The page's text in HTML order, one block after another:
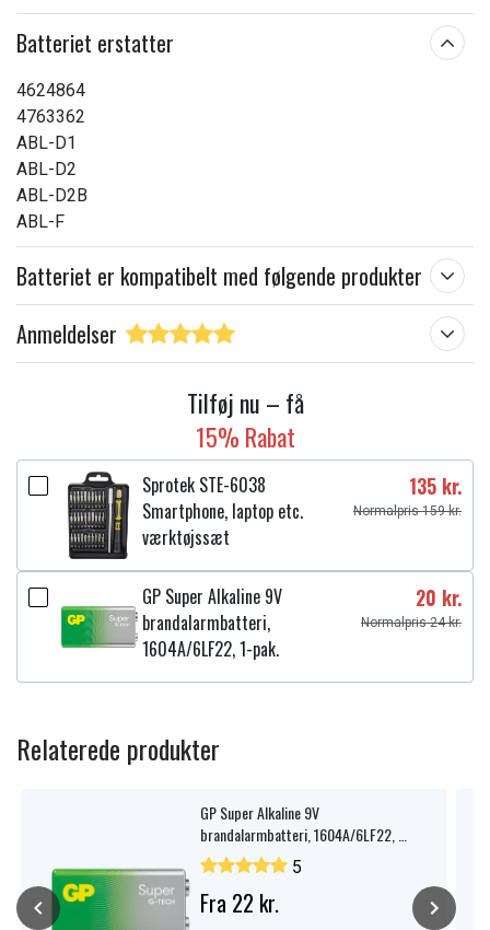
Kapacitet: 3400 mAh
Batteriet erstatter
4624864
4763362
ABL-D1
ABL-D2
ABL-D2B
ABL-F
Batteriet er kompatibelt med følgende produkter
Anmeldelser
Tilføj nu – få
15% Rabat
Sprotek STE-6038
Smartphone, laptop etc.
værktøjssæt
135 kr.
Normalpris 159 kr.
GP Super Alkaline 9V
brandalarmbatteri,
1604A/6LF22, 1-pak.
20 kr.
Normalpris 24 kr.
Relaterede produkter
GP Super Alkaline 9V
brandalarmbatteri, 1604A/6LF22, 1-
pak.
5
Fra 22 kr.